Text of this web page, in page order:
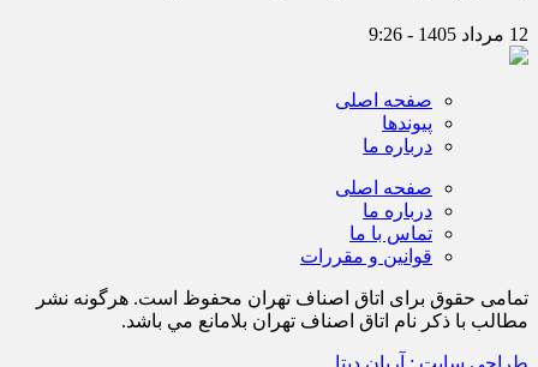
12 مرداد 1405 - 9:26
صفحه اصلی
پیوندها
درباره ما
صفحه اصلی
درباره ما
تماس با ما
قوانین و مقررات
تمامی حقوق برای اتاق اصناف تهران محفوظ است. هرگونه نشر
مطالب با ذكر نام اتاق اصناف تهران بلامانع مي باشد.